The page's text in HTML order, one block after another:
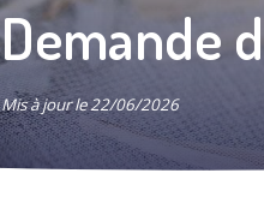
Demande
Mis à jour le 22/06/2026